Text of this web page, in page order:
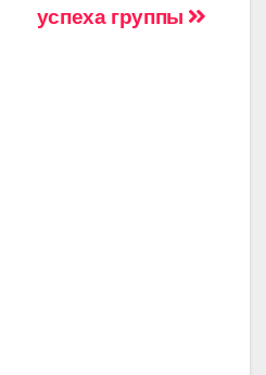
успеха группы